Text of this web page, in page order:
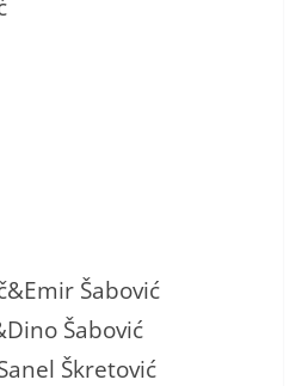
Šabović
Šabović
Škretović